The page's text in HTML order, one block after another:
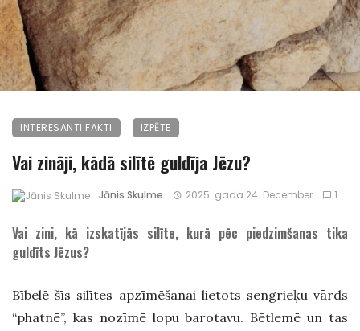
INTERESANTI FAKTI IZPĒTE
Vai zināji, kādā silītē guldīja Jēzu?
Jānis Skulme 2025. gada 24. December 1
Vai zini, kā izskatījās silīte, kurā pēc piedzimšanas tika
guldīts Jēzus?
Bībelē šīs silītes apzīmēšanai lietots sengrieķu vārds
“phatnē”, kas nozīmē lopu barotavu. Bētlemē un tās